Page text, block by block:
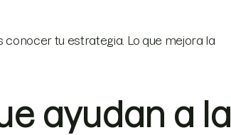
tu estrategia. Lo que mejora la
ayudan a la